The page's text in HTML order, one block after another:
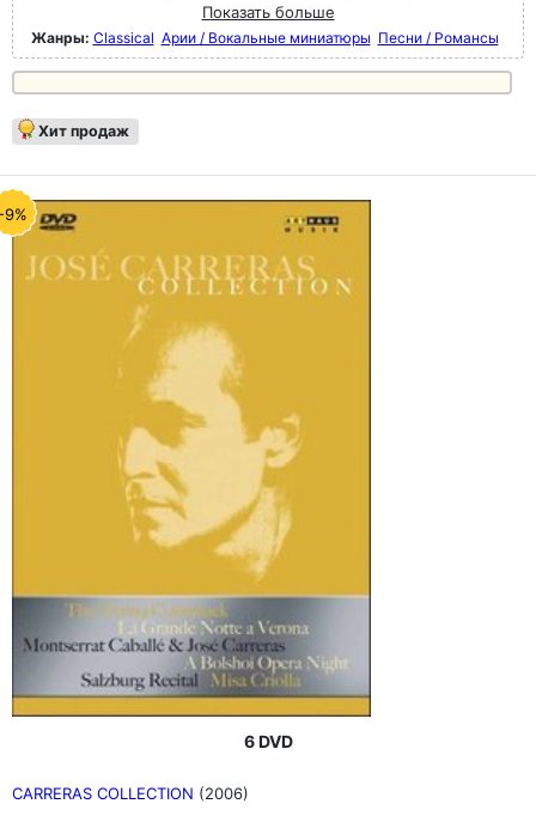
Показать больше
Жанры: Classical Арии / Вокальные миниатюры Песни / Романсы
Хит продаж
9%
6 DVD
CARRERAS COLLECTION (2006)